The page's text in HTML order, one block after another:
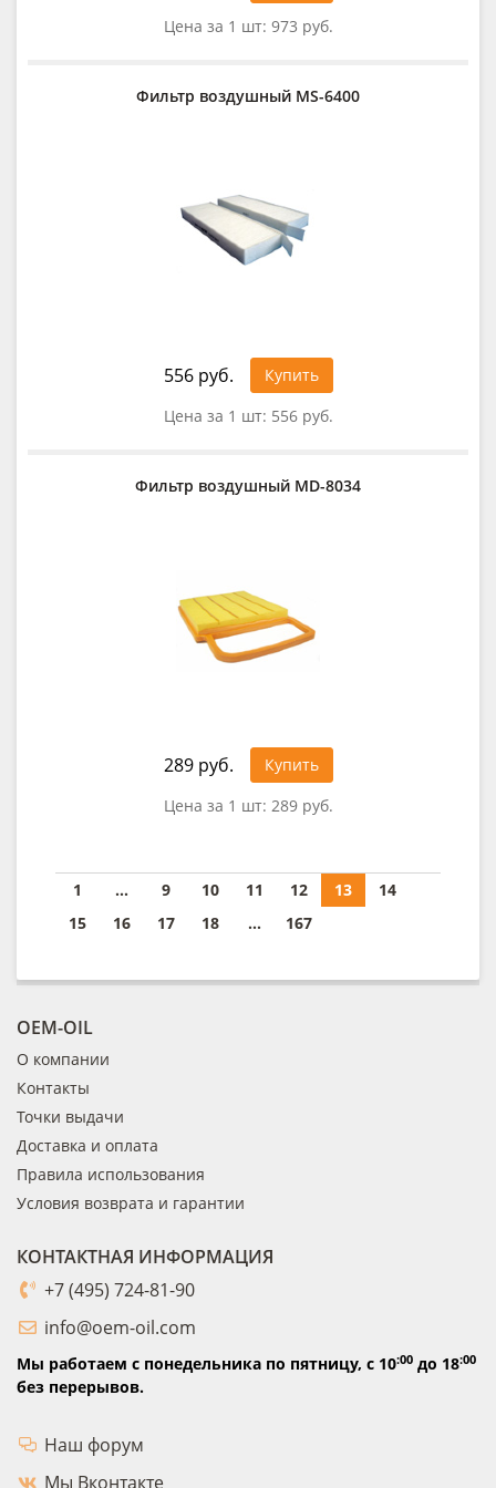
Цена за 1 шт: 973 руб.
Фильтр воздушный MS-6400
556 руб.
Купить
Цена за 1 шт: 556 руб.
Фильтр воздушный MD-8034
289 руб.
Купить
Цена за 1 шт: 289 руб.
1 ... 9 10 11 12 13
14
15
16 17 18 ... 167
OEM-OIL
О компании
Контакты
Точки выдачи
Доставка и оплата
Правила использования
Условия возврата и гарантии
КОНТАКТНАЯ ИНФОРМАЦИЯ
+7 (495) 724-81-90
info@oem-oil.com
Мы работаем с понедельника по пятницу, с 10:00 до 18:00
без перерывов.
Наш форум
Мы Вконтакте